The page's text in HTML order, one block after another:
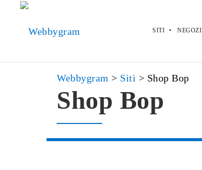
SITI NEGOZI
Webbygram > Siti > Shop Bop
Shop Bop